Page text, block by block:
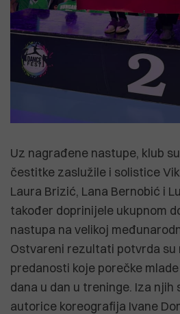
Uz nagrađene nastupe, klub
čestitke zaslužile i solistice
Laura Brizić, Lana Bernobić i
također doprinijele ukupnom
nastupa na velikoj
Ostvareni rezultati potvrda su
predanosti koje porečke
dana u dan u treninge. Iza
autorice koreografija Ivane